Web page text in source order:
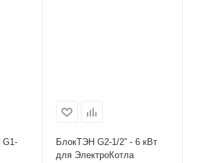
БлокТЭН G2-1/2” - 6 кВт
для ЭлектроКотла